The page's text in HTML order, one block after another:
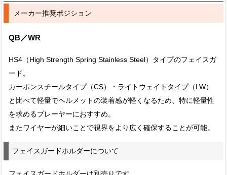
メーカー推奨ポジション
QB／WR
HS4（High Strength Spring Stainless Steel）タイプのフェイスガ
ード。
カーボンスチールタイプ（CS）・ライトウェイトタイプ（LW）
と比べて軽量でヘルメットの装着感が軽くなるため、特に軽量性
を求めるプレーヤーにおすすめ。
またワイヤーが細いことで視界をより広く確保することが可能。
フェイスガードホルダーについて